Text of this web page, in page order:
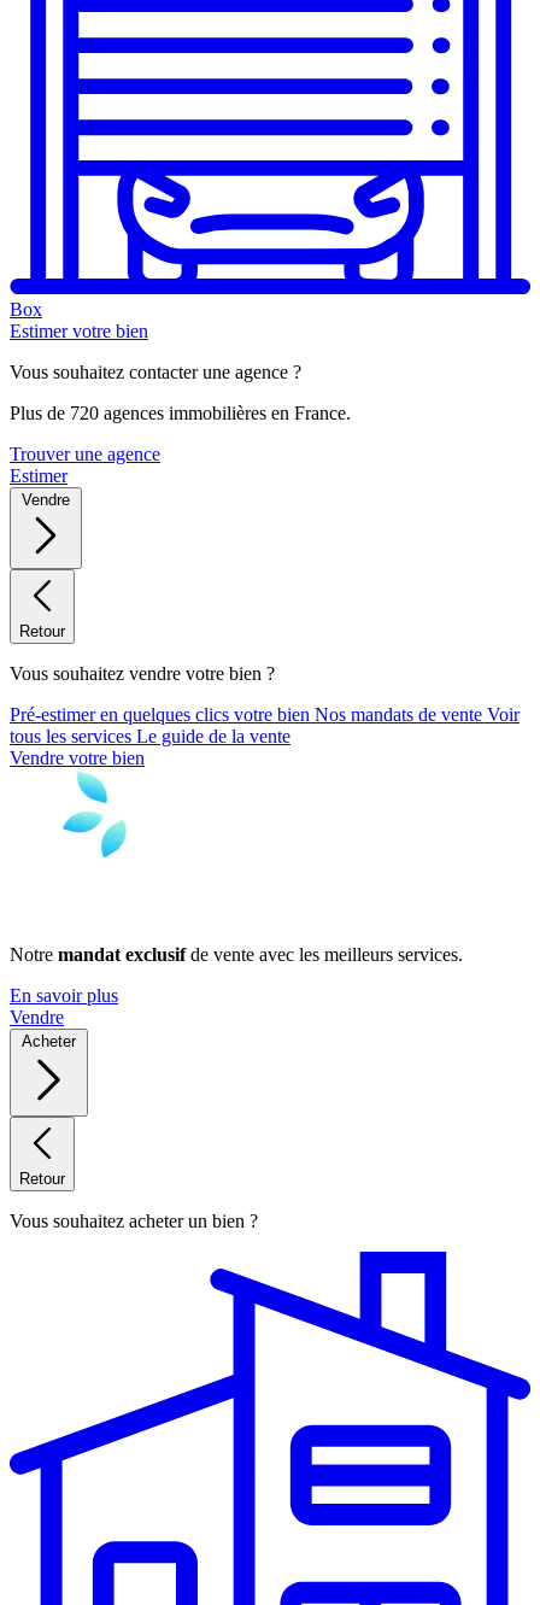
Box
Estimer votre bien
Vous souhaitez contacter une agence ?
Plus de 720 agences immobilières en France.
Trouver une agence
Estimer
Vendre
Retour
Vous souhaitez vendre votre bien ?
Pré-estimer en quelques clics votre bien Nos mandats de vente Voir
tous les services Le guide de la vente
Vendre votre bien
Notre mandat exclusifde vente avec les meilleurs services.
En savoir plus
Vendre
Acheter
Retour
Vous souhaitez acheter un bien ?